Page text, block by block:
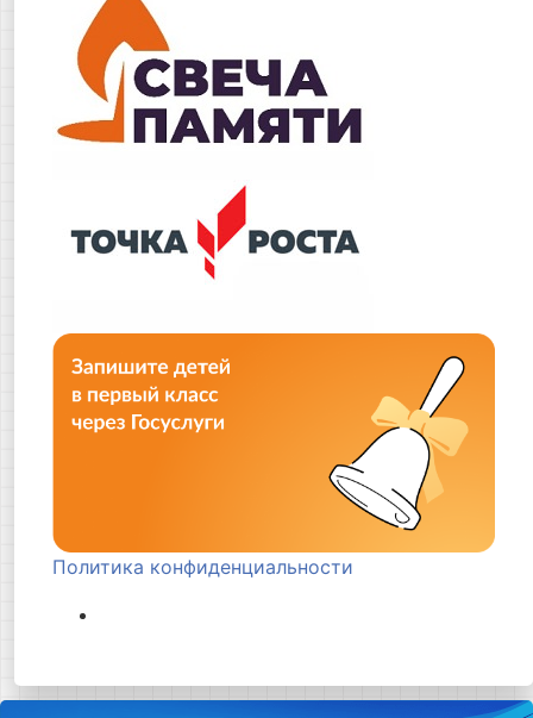
Политика конфиденциальности